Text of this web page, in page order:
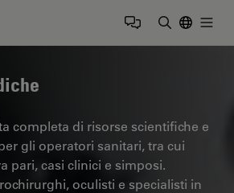
Logo
completa di risorse scientifiche e
gli operatori sanitari, tra cui
pari, casi clinici e simposi.
oculisti e specialisti in